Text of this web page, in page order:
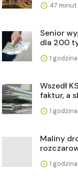
47 minut
Senior
dla 200
1
Wszedł
faktur, a
1
Maliny
1